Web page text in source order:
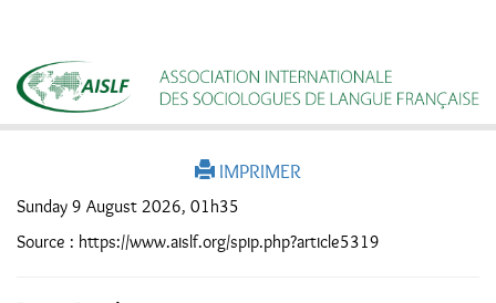
IMPRIMER
Sunday 9 August 2026, 01h35
Source : https://www.aislf.org/spip.php?article5319